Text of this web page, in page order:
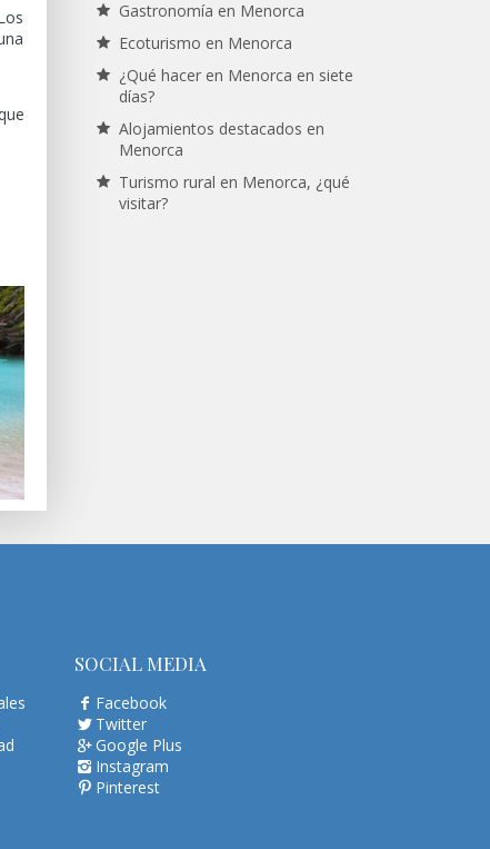
Gastronomía en Menorca
Ecoturismo en Menorca
¿Qué hacer en Menorca en siete
días?
Alojamientos destacados en
Menorca
Turismo rural en Menorca, ¿qué
visitar?
SOCIAL MEDIA
Facebook
Twitter
Google Plus
Instagram
Pinterest